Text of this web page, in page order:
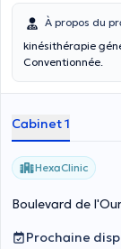
À propos du
kinésithérapie
Conventionnée.
Cabinet 1
HexaClinic
Boulevard de
Prochaine